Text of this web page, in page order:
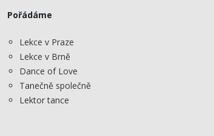
Pořádáme
Lekce v Praze
Lekce v Brně
Dance of Love
Tanečně společně
Lektor tance